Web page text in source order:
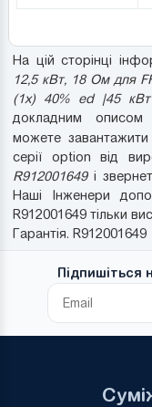
На цій сторінці
12,5 кВт, 18 Ом для
(1x) 40% ed |45
докладним описом
можете
серії option від
R912001649і
Наші Інженери
R912001649 тільки
Гарантія. R912001649
Підпишіться